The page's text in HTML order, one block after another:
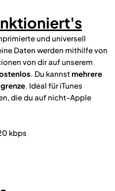
und universell
Daten werden mithilfe von
von dir auf unserem
. Du kannst mehrere
. Ideal für iTunes
die du auf nicht-Apple
kbps